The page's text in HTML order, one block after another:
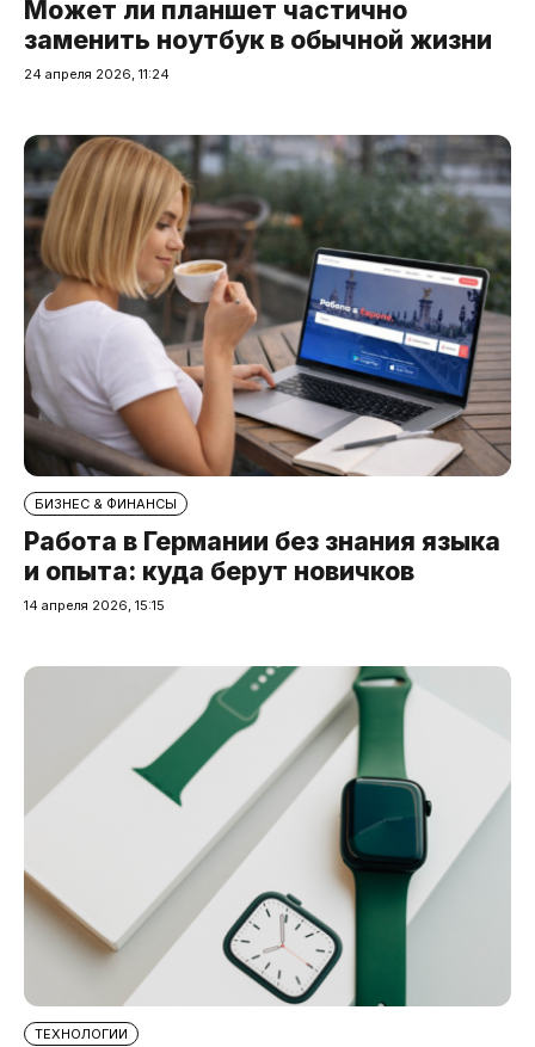
Может ли планшет частично
заменить ноутбук в обычной жизни
24 апреля 2026, 11:24
БИЗНЕС & ФИНАНСЫ
Работа в Германии без знания языка
и опыта: куда берут новичков
14 апреля 2026, 15:15
ТЕХНОЛОГИИ